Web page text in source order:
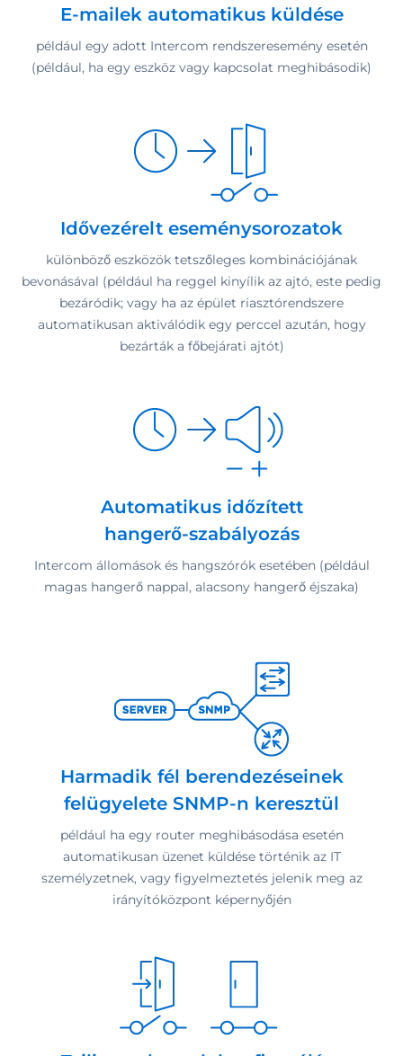
E-mailek automatikus küldése
például egy adott Intercom rendszeresemény esetén
(például, ha egy eszköz vagy kapcsolat meghibásodik)
Idővezérelt eseménysorozatok
különböző eszközök tetszőleges kombinációjának
bevonásával (például ha reggel kinyílik az ajtó, este pedig
bezáródik; vagy ha az épület riasztórendszere
automatikusan aktiválódik egy perccel azután, hogy
bezárták a főbejárati ajtót)
Automatikus időzített
hangerő-szabályozás
Intercom állomások és hangszórók esetében (például
magas hangerő nappal, alacsony hangerő éjszaka)
Harmadik fél berendezéseinek
felügyelete SNMP-n keresztül
például ha egy router meghibásodása esetén
automatikusan üzenet küldése történik az IT
személyzetnek, vagy figyelmeztetés jelenik meg az
irányítóközpont képernyőjén